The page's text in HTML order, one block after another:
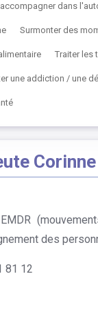
dans
Surmonter des
Traiter les
une addiction / une
des
81 12